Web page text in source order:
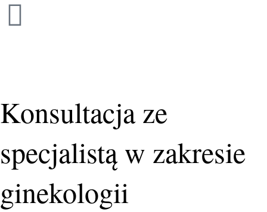
Konsultacja ze
specjalistą w zakresie
ginekologii